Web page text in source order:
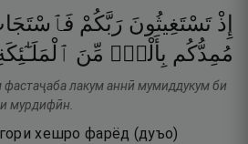
إِذْ تَسْتَغِيثُونَ رَبَّكُمْ
مُمِدُّكُم بِأَلْفٍۢ مِّنَ
фастаҷаба лакум аннӣ мумиддукум би
мурдифӣн.
хешро фарёд (дуъо)